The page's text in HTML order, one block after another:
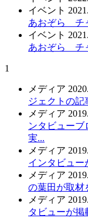
イベント
あおぞら チ
イベント
あおぞら チ
1
メディア
ジェクトの記
メディア
ンタビュー
実...
メディア
インタビュー
メディア
の葉田が取材
メディア
タビューが掲